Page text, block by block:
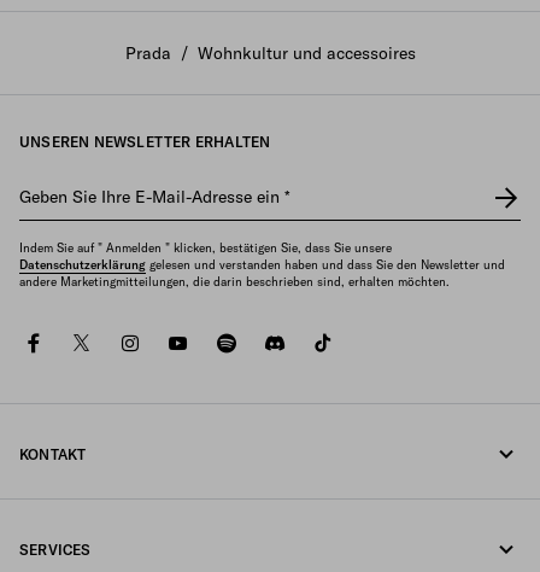
Prada / Wohnkultur und accessoires
UNSEREN NEWSLETTER ERHALTEN
Geben Sie Ihre E-Mail-Adresse ein *
Indem Sie auf " Anmelden " klicken, bestätigen Sie, dass Sie unsere
Datenschutzerklärung gelesen und verstanden haben und dass Sie den Newsletter und
andere Marketingmitteilungen, die darin beschrieben sind, erhalten möchten.
facebooktwitterinstagramyoutubespotifydiscord
KONTAKT
SERVICES